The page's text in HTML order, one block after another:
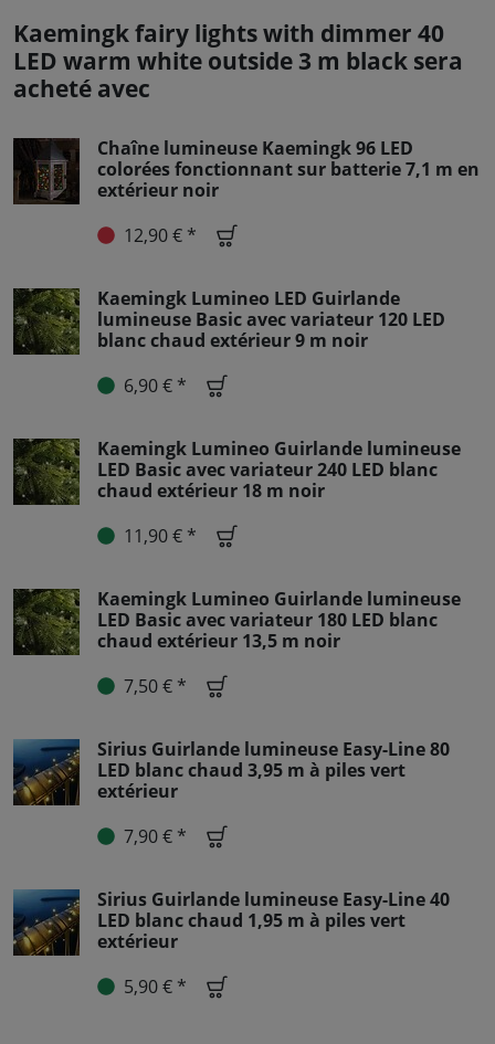
Kaemingk fairy lights with dimmer 40
LED warm white outside 3 m black sera
acheté avec
Chaîne lumineuse Kaemingk 96 LED
colorées fonctionnant sur batterie 7,1 m en
extérieur noir
12,90 € *
Kaemingk Lumineo LED Guirlande
lumineuse Basic avec variateur 120 LED
blanc chaud extérieur 9 m noir
6,90 € *
Kaemingk Lumineo Guirlande lumineuse
LED Basic avec variateur 240 LED blanc
chaud extérieur 18 m noir
11,90 € *
Kaemingk Lumineo Guirlande lumineuse
LED Basic avec variateur 180 LED blanc
chaud extérieur 13,5 m noir
7,50 € *
Sirius Guirlande lumineuse Easy-Line 80
LED blanc chaud 3,95 m à piles vert
extérieur
7,90 € *
Sirius Guirlande lumineuse Easy-Line 40
LED blanc chaud 1,95 m à piles vert
extérieur
5,90 € *